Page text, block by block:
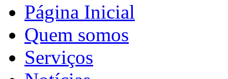
Página Inicial
Quem somos
Serviços